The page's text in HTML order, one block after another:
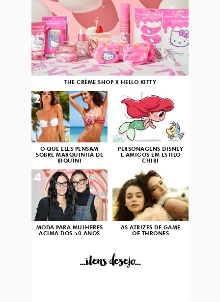
THE CRÈME SHOP X HELLO KITTY
O QUE ELES PENSAM
SOBRE MARQUINHA DE
BIQUÍNI
2
PERSONAGENS DISNEY
E AMIGOS EM ESTILO
CHIBI
3
MODA PARA MULHERES
ACIMA DOS 50 ANOS
4
AS ATRIZES DE GAME
OF THRONES
...itens desejo...